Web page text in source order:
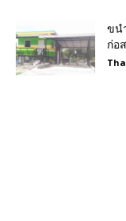
ขน
ก่อ